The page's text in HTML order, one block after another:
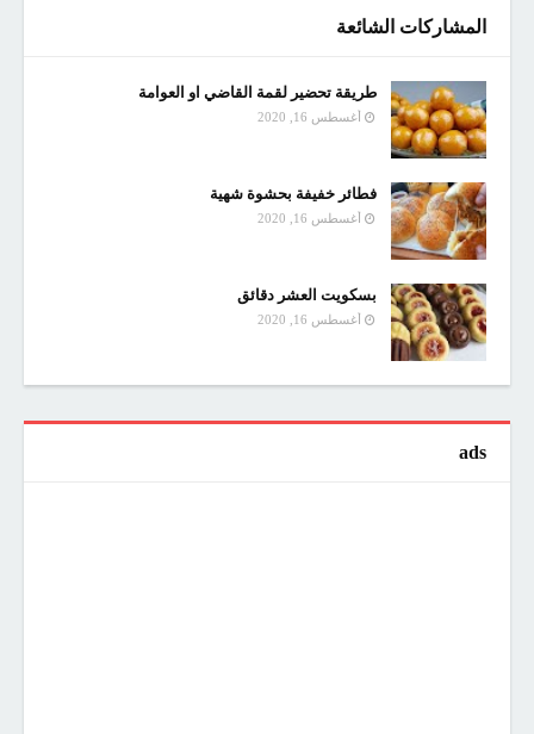
المشاركات الشائعة
طريقة تحضير لقمة القاضي او العوامة
أغسطس 16, 2020
فطائر خفيفة بحشوة شهية
أغسطس 16, 2020
بسكويت العشر دقائق
أغسطس 16, 2020
ads